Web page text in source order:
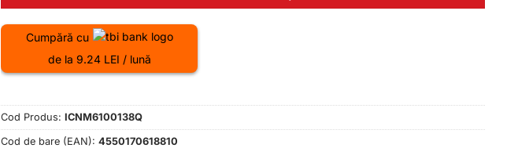
Cumpără cu
de la 9.24 LEI / lună
Cod Produs: ICNM6100138Q
Cod de bare (EAN): 4550170618810